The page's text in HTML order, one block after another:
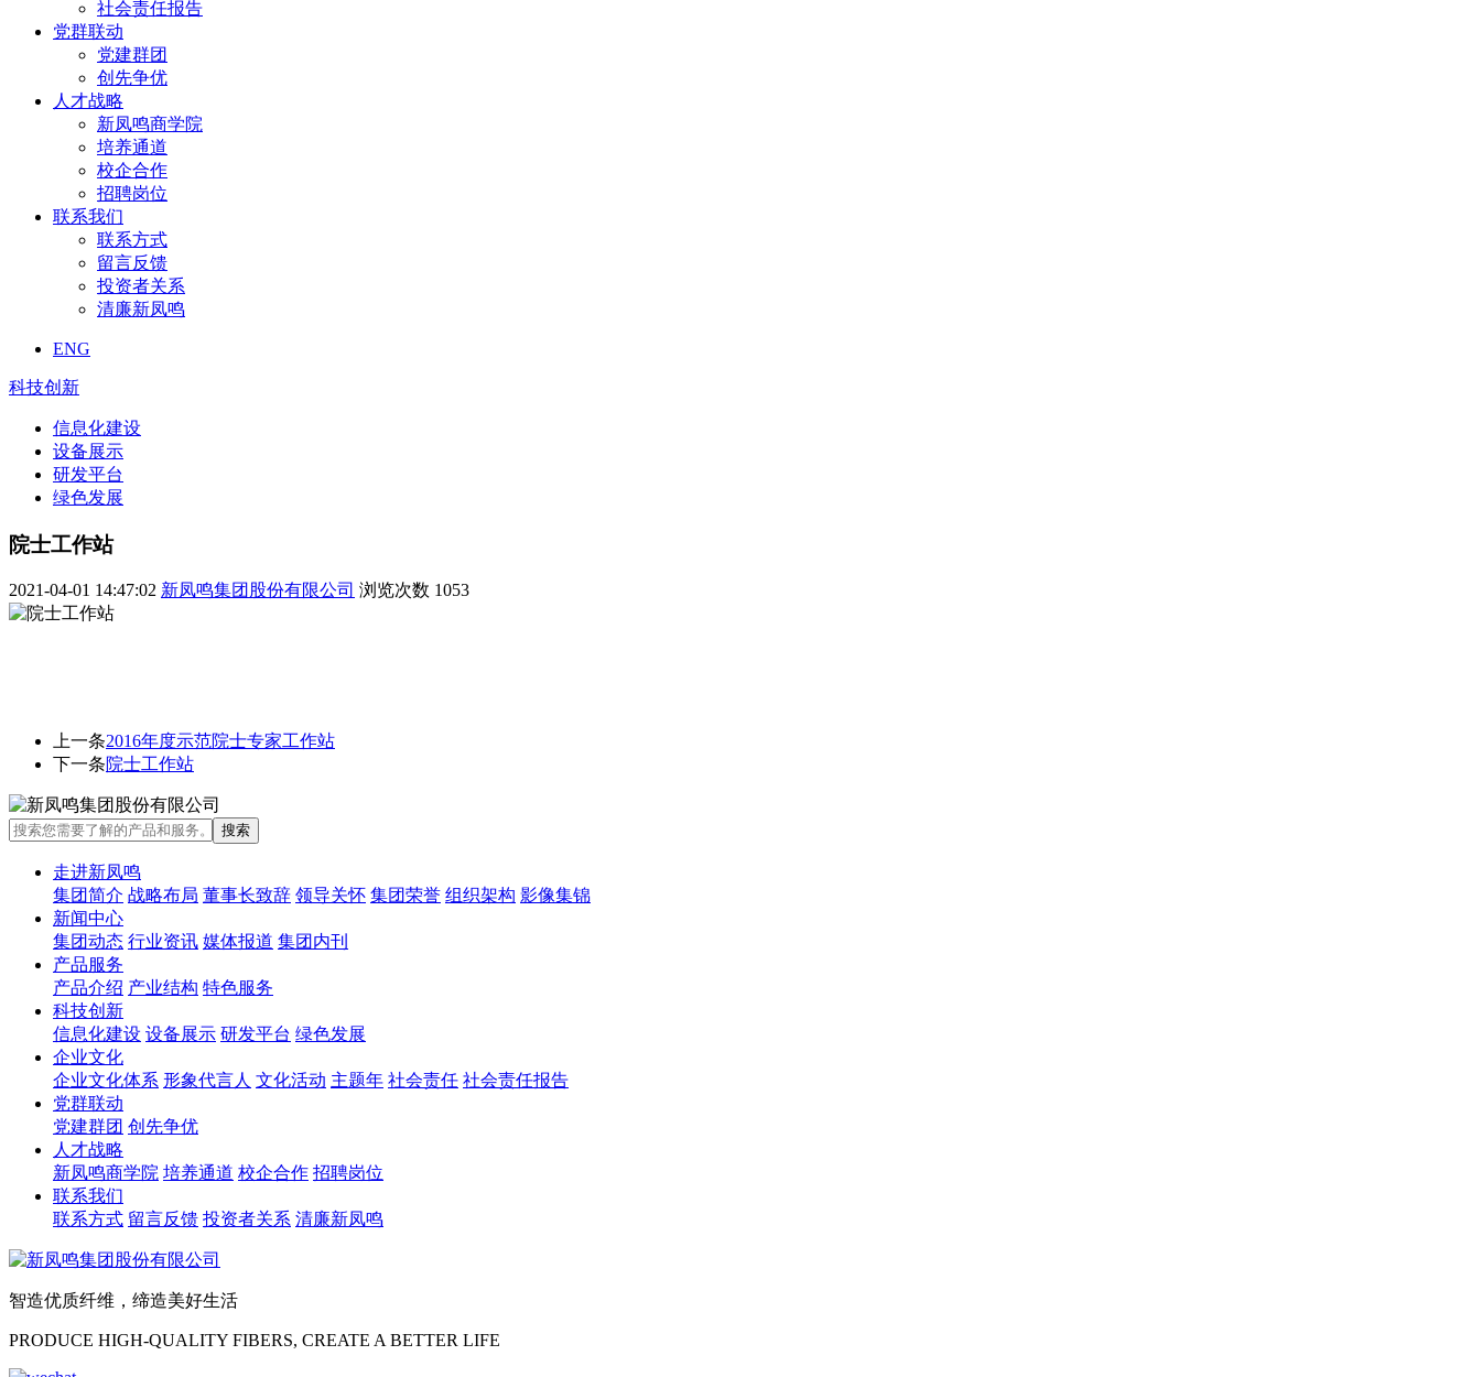
社会责任报告
党群联动
党建群团
创先争优
人才战略
新凤鸣商学院
培养通道
校企合作
招聘岗位
联系我们
联系方式
留言反馈
投资者关系
清廉新凤鸣
ENG
科技创新
信息化建设
设备展示
研发平台
绿色发展
院士工作站
2021-04-01 14:47:02 新凤鸣集团股份有限公司 浏览次数 1053
上一条2016年度示范院士专家工作站
下一条院士工作站
走进新凤鸣
集团简介 战略布局 董事长致辞 领导关怀 集团荣誉 组织架构 影像集锦
新闻中心
集团动态 行业资讯 媒体报道 集团内刊
产品服务
产品介绍 产业结构 特色服务
科技创新
信息化建设 设备展示 研发平台 绿色发展
企业文化
企业文化体系 形象代言人 文化活动 主题年 社会责任 社会责任报告
党群联动
党建群团 创先争优
人才战略
新凤鸣商学院 培养通道 校企合作 招聘岗位
联系我们
联系方式 留言反馈 投资者关系 清廉新凤鸣
智造优质纤维，缔造美好生活
PRODUCE HIGH-QUALITY FIBERS, CREATE A BETTER LIFE